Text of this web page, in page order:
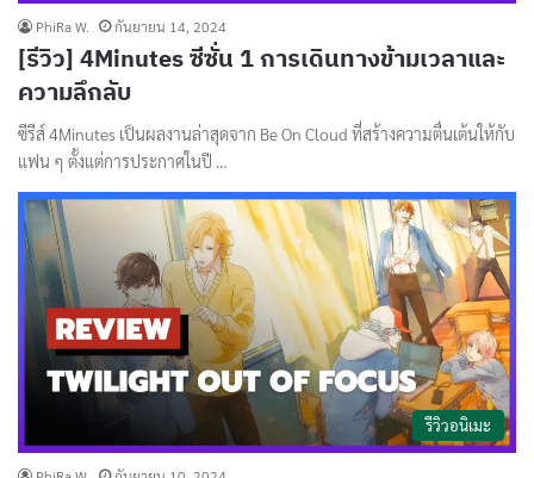
PhiRa W. กันยายน 14, 2024
[รีวิว] 4Minutes ซีซั่น 1 การเดินทางข้ามเวลาและ
ความลึกลับ
ซีรีส์ 4Minutes เป็นผลงานล่าสุดจาก Be On Cloud ที่สร้างความตื่นเต้นให้กับ
แฟน ๆ ตั้งแต่การประกาศในปี …
รีวิวอนิเมะ